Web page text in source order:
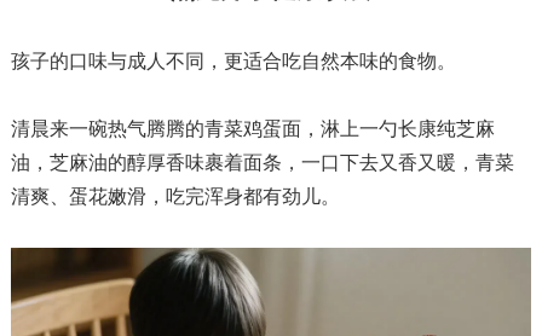
孩子的口味与成人不同，更适合吃自然本味的食物。
清晨来一碗热气腾腾的青菜鸡蛋面，淋上一勺长康纯芝麻
油，芝麻油的醇厚香味裹着面条，一口下去又香又暖，青菜
清爽、蛋花嫩滑，吃完浑身都有劲儿。